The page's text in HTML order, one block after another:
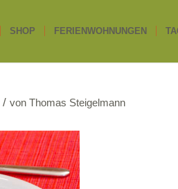
SHOP FERIENWOHNUNGEN
/ von Thomas Steigelmann